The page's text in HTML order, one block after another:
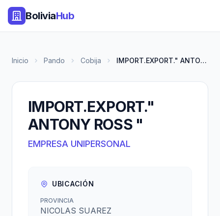
BoliviaHub
Inicio Pando Cobija IMPORT.EXPORT." ANTONY ROSS "
IMPORT.EXPORT."
ANTONY ROSS "
EMPRESA UNIPERSONAL
UBICACIÓN
PROVINCIA
NICOLAS SUAREZ